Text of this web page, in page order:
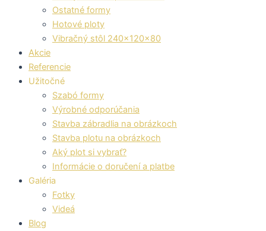
Ostatné formy
Hotové ploty
Vibračný stôl 240x120x80
Akcie
Referencie
Užitočné
Szabó formy
Výrobné odporúčania
Stavba zábradlia na obrázkoch
Stavba plotu na obrázkoch
Aký plot si vybrať?
Informácie o doručení a platbe
Galéria
Fotky
Videá
Blog